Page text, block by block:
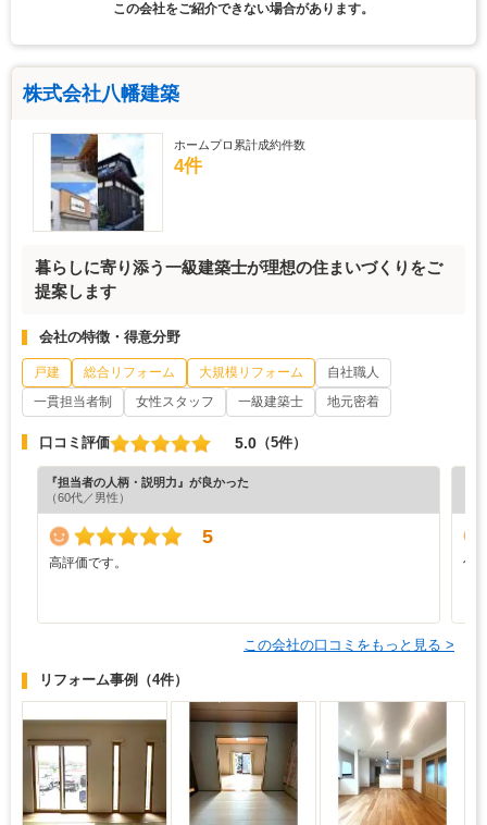
この会社をご紹介できない場合があります。
株式会社八幡建築
ホームプロ累計成約件数
4件
暮らしに寄り添う一級建築士が理想の住まいづくりをご
提案します
会社の特徴・得意分野
戸建 総合リフォーム 大規模リフォーム
自社職人
一貫担当者制
女性スタッフ 一級建築士 地元密着
口コミ評価 5.0 （5件）
『担当者の人柄・説明力』が良かった
（60代／男性）
5
高評価です。
仕
この会社の口コミをもっと見る >
リフォーム事例 （4件）